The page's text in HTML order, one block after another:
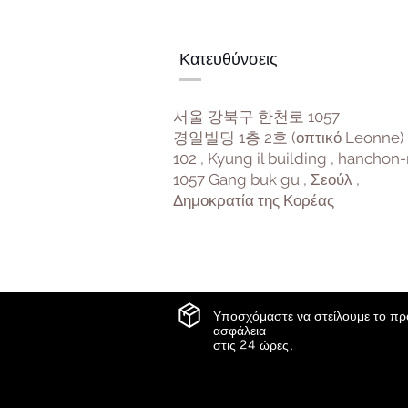
Κατευθύνσεις
서울 강북구 한천로 1057
경일빌딩 1층 2호 (οπτικό Leonne)
102 , Kyung il building ,
1057 Gang buk gu , Σεούλ ,
Δημοκρατία της Κορέας
Υποσχόμαστε να στείλουμε το
ασφάλεια
στις 24 ώρες.